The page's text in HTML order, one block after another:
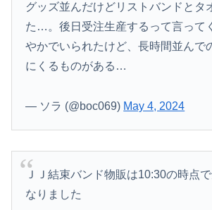
グッズ並んだけどリストバンドとタ
た…。後日受注生産するって言って
やかでいられたけど、長時間並んで
にくるものがある…
— ソラ (@boc069) May 4, 2024
ＪＪ結束バンド物販は10:30の時点
なりました